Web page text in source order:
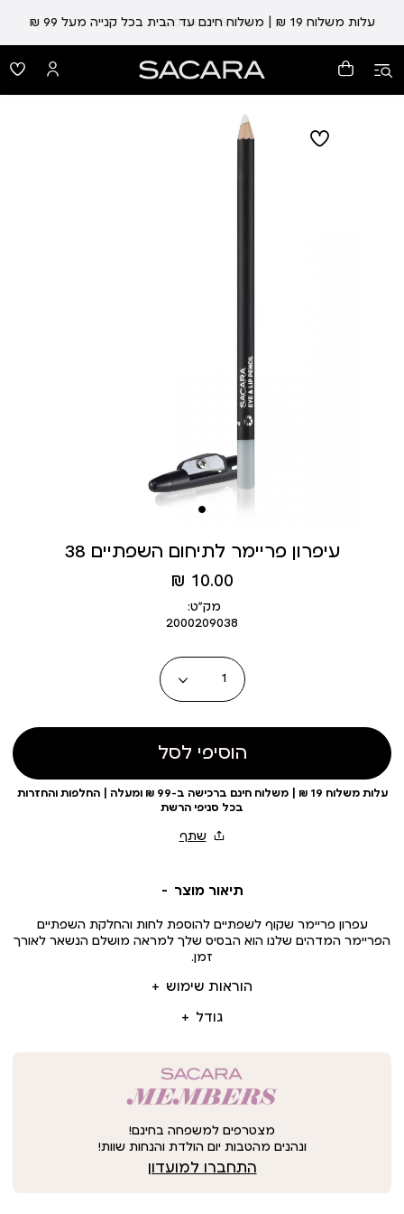
עלות משלוח 19 ₪ | משלוח חינם עד הבית בכל קנייה מעל 99 ₪ עד 5 ימי אספקה
עיפרון פריימר לתיחום השפתיים 38
מחיר
מוצר
10.00 ₪
מק״ט:
2000209038
כמות
הוסיפי לסל
עלות משלוח 19 ₪ | משלוח חינם ברכישה ב-99 ₪ ומעלה | החלפות והחזרות
בכל סניפי הרשת
תיאור מוצר
הוראות שימוש
גודל
עפרון פריימר שקוף לשפתיים להוספת לחות והחלקת השפתיים
הפריימר המדהים שלנו הוא הבסיס שלך למראה מושלם הנשאר לאורך
זמן.
מצטרפים למשפחה בחינם!
ונהנים מהטבות יום הולדת והנחות שוות!
התחברו למועדון